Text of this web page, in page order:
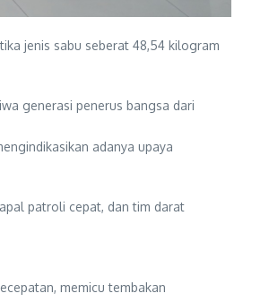
jenis sabu seberat 48,54 kilogram
generasi penerus bangsa dari
adanya upaya
patroli cepat, dan tim darat
memicu tembakan